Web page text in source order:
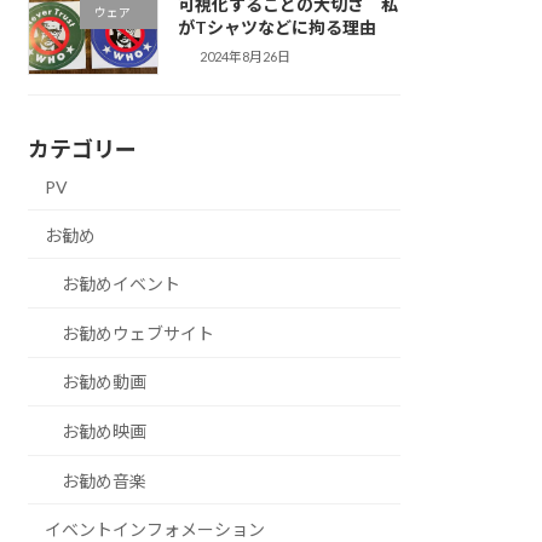
ウェア
可視化することの大切さ 私
がTシャツなどに拘る理由
2024年8月26日
カテゴリー
PV
お勧め
お勧めイベント
お勧めウェブサイト
お勧め動画
お勧め映画
お勧め音楽
イベントインフォメーション